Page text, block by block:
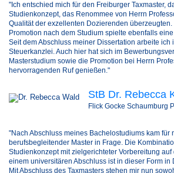
"Ich entschied mich für den Freiburger Taxmaster,
Studienkonzept, das Renommee von Herrn
Qualität der exzellenten Dozierenden überzeugten.
Promotion nach dem Studium spielte ebenfalls
Seit dem Abschluss meiner Dissertation arbeite ich
Steuerkanzlei. Auch hier hat sich im
Masterstudium sowie die Promotion bei Herrn
hervorragenden Ruf genießen."
StB Dr. Rebecca
Flick Gocke Schaumburg
"Nach Abschluss meines Bachelostudiums kam für
berufsbegleitender Master in Frage. Die
Studienkonzept mit zielgerichteter Vorbereitung auf
einem universitären Abschluss ist in dieser Form
Mit Abschluss des Taxmasters stehen mir nun